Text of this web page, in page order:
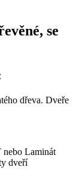
se
dřeva. Dveře
Laminát
dveří